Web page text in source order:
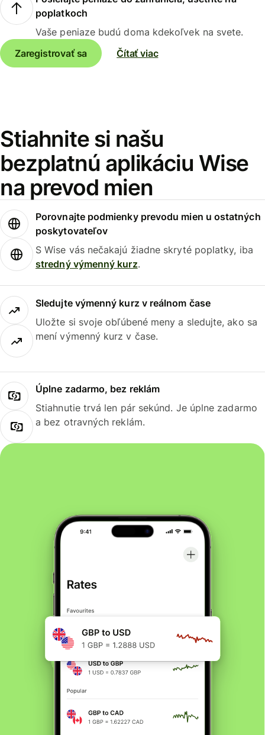
poplatkoch
Vaše peniaze budú doma kdekoľvek na svete.
Zaregistrovať sa
Čítať viac
Stiahnite si našu
bezplatnú aplikáciu Wise
na prevod mien
Porovnajte podmienky prevodu mien u ostatných
poskytovateľov
S Wise vás nečakajú žiadne skryté poplatky, iba
stredný výmenný kurz.
Sledujte výmenný kurz v reálnom čase
Uložte si svoje obľúbené meny a sledujte, ako sa
mení výmenný kurz v čase.
Úplne zadarmo, bez reklám
Stiahnutie trvá len pár sekúnd. Je úplne zadarmo
a bez otravných reklám.